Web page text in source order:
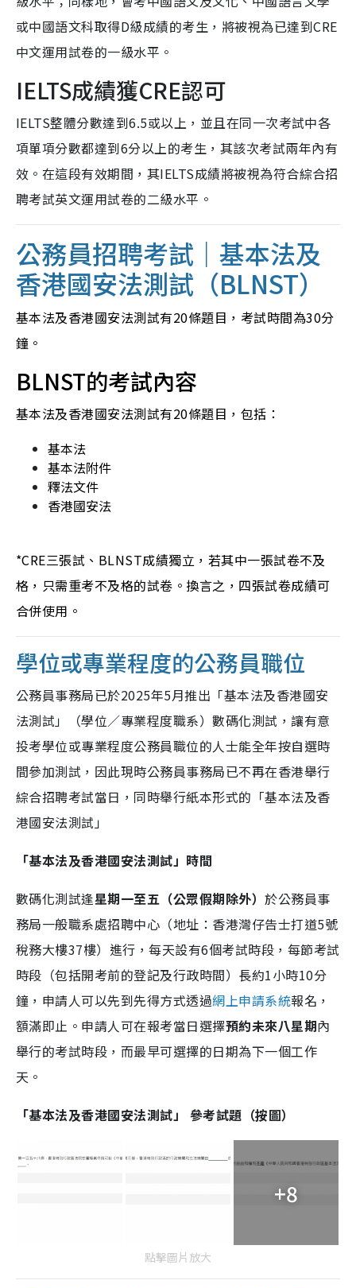
或中國語文科取得D級成績的考生，將被視為已達到CRE
中文運用試卷的一級水平。
IELTS成績獲CRE認可
IELTS整體分數達到6.5或以上，並且在同一次考試中各
項單項分數都達到6分以上的考生，其該次考試兩年內有
效。在這段有效期間，其IELTS成績將被視為符合綜合招
聘考試英文運用試卷的二級水平。
公務員招聘考試｜基本法及
香港國安法測試（BLNST）
基本法及香港國安法測試有20條題目，考試時間為30分
鐘。
BLNST的考試內容
基本法及香港國安法測試有20條題目，包括：
基本法
基本法附件
釋法文件
香港國安法
*CRE三張試、BLNST成績獨立，若其中一張試卷不及
格，只需重考不及格的試卷。換言之，四張試卷成績可
合併使用。
學位或專業程度的公務員職位
公務員事務局已於2025年5月推出「基本法及香港國安
法測試」（學位／專業程度職系）數碼化測試，讓有意
投考學位或專業程度公務員職位的人士能全年按自選時
間參加測試，因此現時公務員事務局已不再在香港舉行
綜合招聘考試當日，同時舉行紙本形式的「基本法及香
港國安法測試」
「基本法及香港國安法測試」時間
數碼化測試逢星期一至五（公眾假期除外）於公務員事
務局一般職系處招聘中心（地址：香港灣仔告士打道5號
稅務大樓37樓）進行，每天設有6個考試時段，每節考試
時段（包括開考前的登記及行政時間）長約1小時10分
鐘，申請人可以先到先得方式透過網上申請系統報名，
額滿即止。申請人可在報考當日選擇預約未來八星期內
舉行的考試時段，而最早可選擇的日期為下一個工作
天。
「基本法及香港國安法測試」 參考試題（按圖）
+8
點擊圖片放大